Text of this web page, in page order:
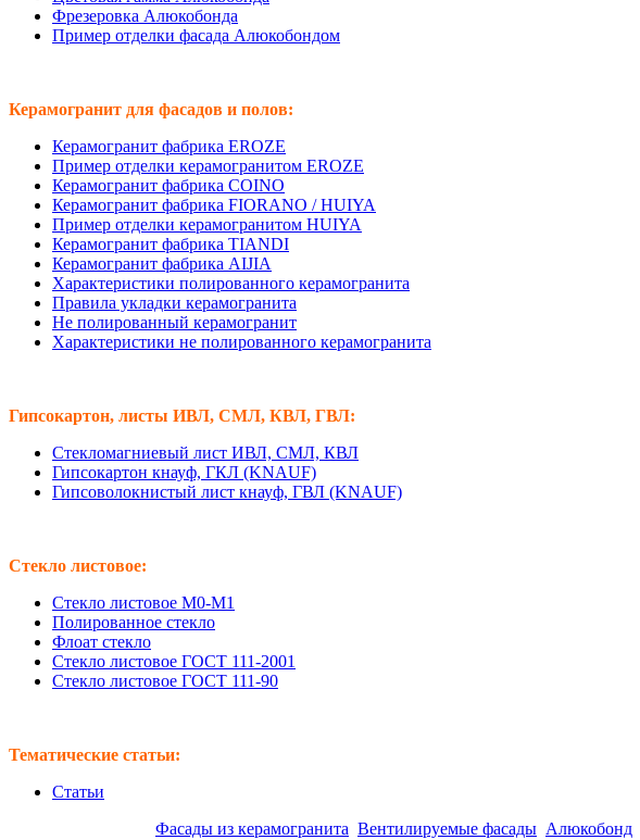
Фрезеровка Алюкобонда
Пример отделки фасада Алюкобондом
Керамогранит для фасадов и полов:
Керамогранит фабрика EROZE
Пример отделки керамогранитом EROZE
Керамогранит фабрика COINO
Керамогранит фабрика FIORANO / HUIYA
Пример отделки керамогранитом HUIYA
Керамогранит фабрика TIANDI
Керамогранит фабрика AIJIA
Характеристики полированного керамогранита
Правила укладки керамогранита
Не полированный керамогранит
Характеристики не полированного керамогранита
Гипсокартон, листы ИВЛ, СМЛ, КВЛ, ГВЛ:
Стекломагниевый лист ИВЛ, СМЛ, КВЛ
Гипсокартон кнауф, ГКЛ (KNAUF)
Гипсоволокнистый лист кнауф, ГВЛ (KNAUF)
Стекло листовое:
Стекло листовое М0-М1
Полированное стекло
Флоат стекло
Стекло листовое ГОСТ 111-2001
Стекло листовое ГОСТ 111-90
Тематические статьи:
Статьи
Фасады из керамогранита Вентилируемые фасады Алюкобонд